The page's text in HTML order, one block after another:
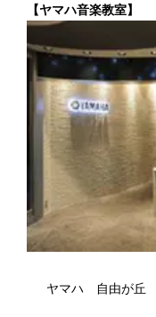
【ヤマハ音楽教室】
ヤマハ 自由が丘